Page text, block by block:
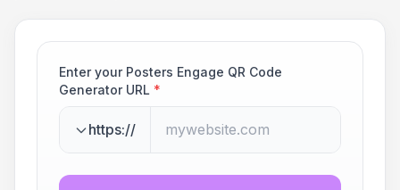
Enter your Posters Engage QR Code
Generator URL *
https://